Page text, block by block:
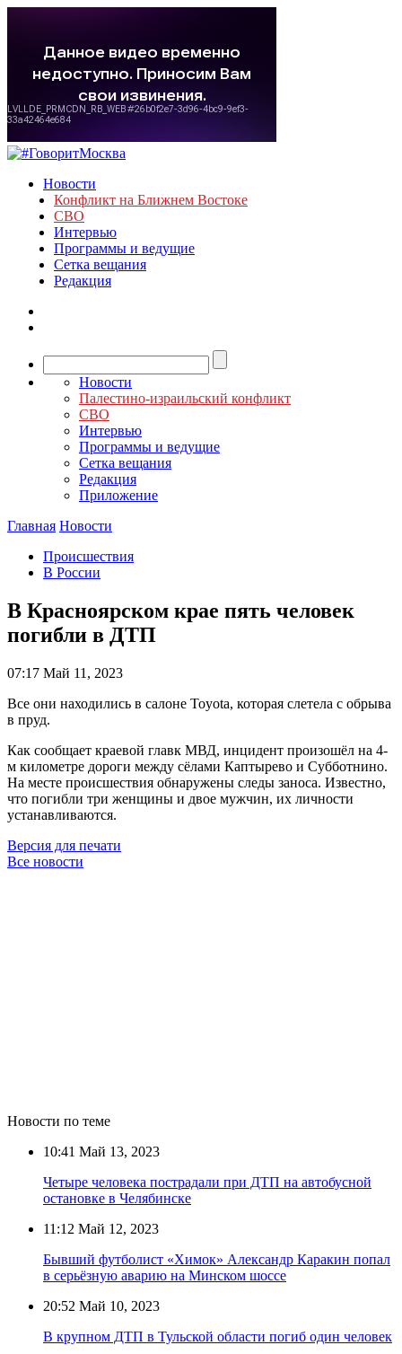
Новости
Конфликт на Ближнем Востоке
СВО
Интервью
Программы и ведущие
Сетка вещания
Редакция
Новости
Палестино-израильский конфликт
СВО
Интервью
Программы и ведущие
Сетка вещания
Редакция
Приложение
Главная Новости
Происшествия
В России
В Красноярском крае пять человек
погибли в ДТП
07:17 Май 11, 2023
Все они находились в салоне Toyota, которая слетела с обрыва
в пруд.
Как сообщает краевой главк МВД, инцидент произошёл на 4-
м километре дороги между сёлами Каптырево и Субботнино.
На месте происшествия обнаружены следы заноса. Известно,
что погибли три женщины и двое мужчин, их личности
устанавливаются.
Версия для печати
Все новости
Новости по теме
10:41 Май 13, 2023
Четыре человека пострадали при ДТП на автобусной
остановке в Челябинске
11:12 Май 12, 2023
Бывший футболист «Химок» Александр Каракин попал
в серьёзную аварию на Минском шоссе
20:52 Май 10, 2023
В крупном ДТП в Тульской области погиб один человек